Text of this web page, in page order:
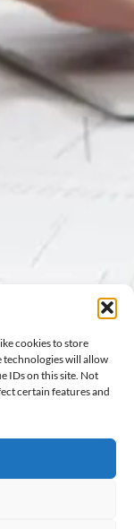
cookies to store
technologies will allow
IDs on this site. Not
certain features and